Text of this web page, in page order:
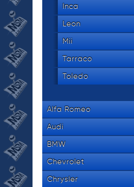
Inca
Leon
Mii
Tarraco
Toledo
Alfa Romeo
Audi
BMW
Chevrolet
Chrysler